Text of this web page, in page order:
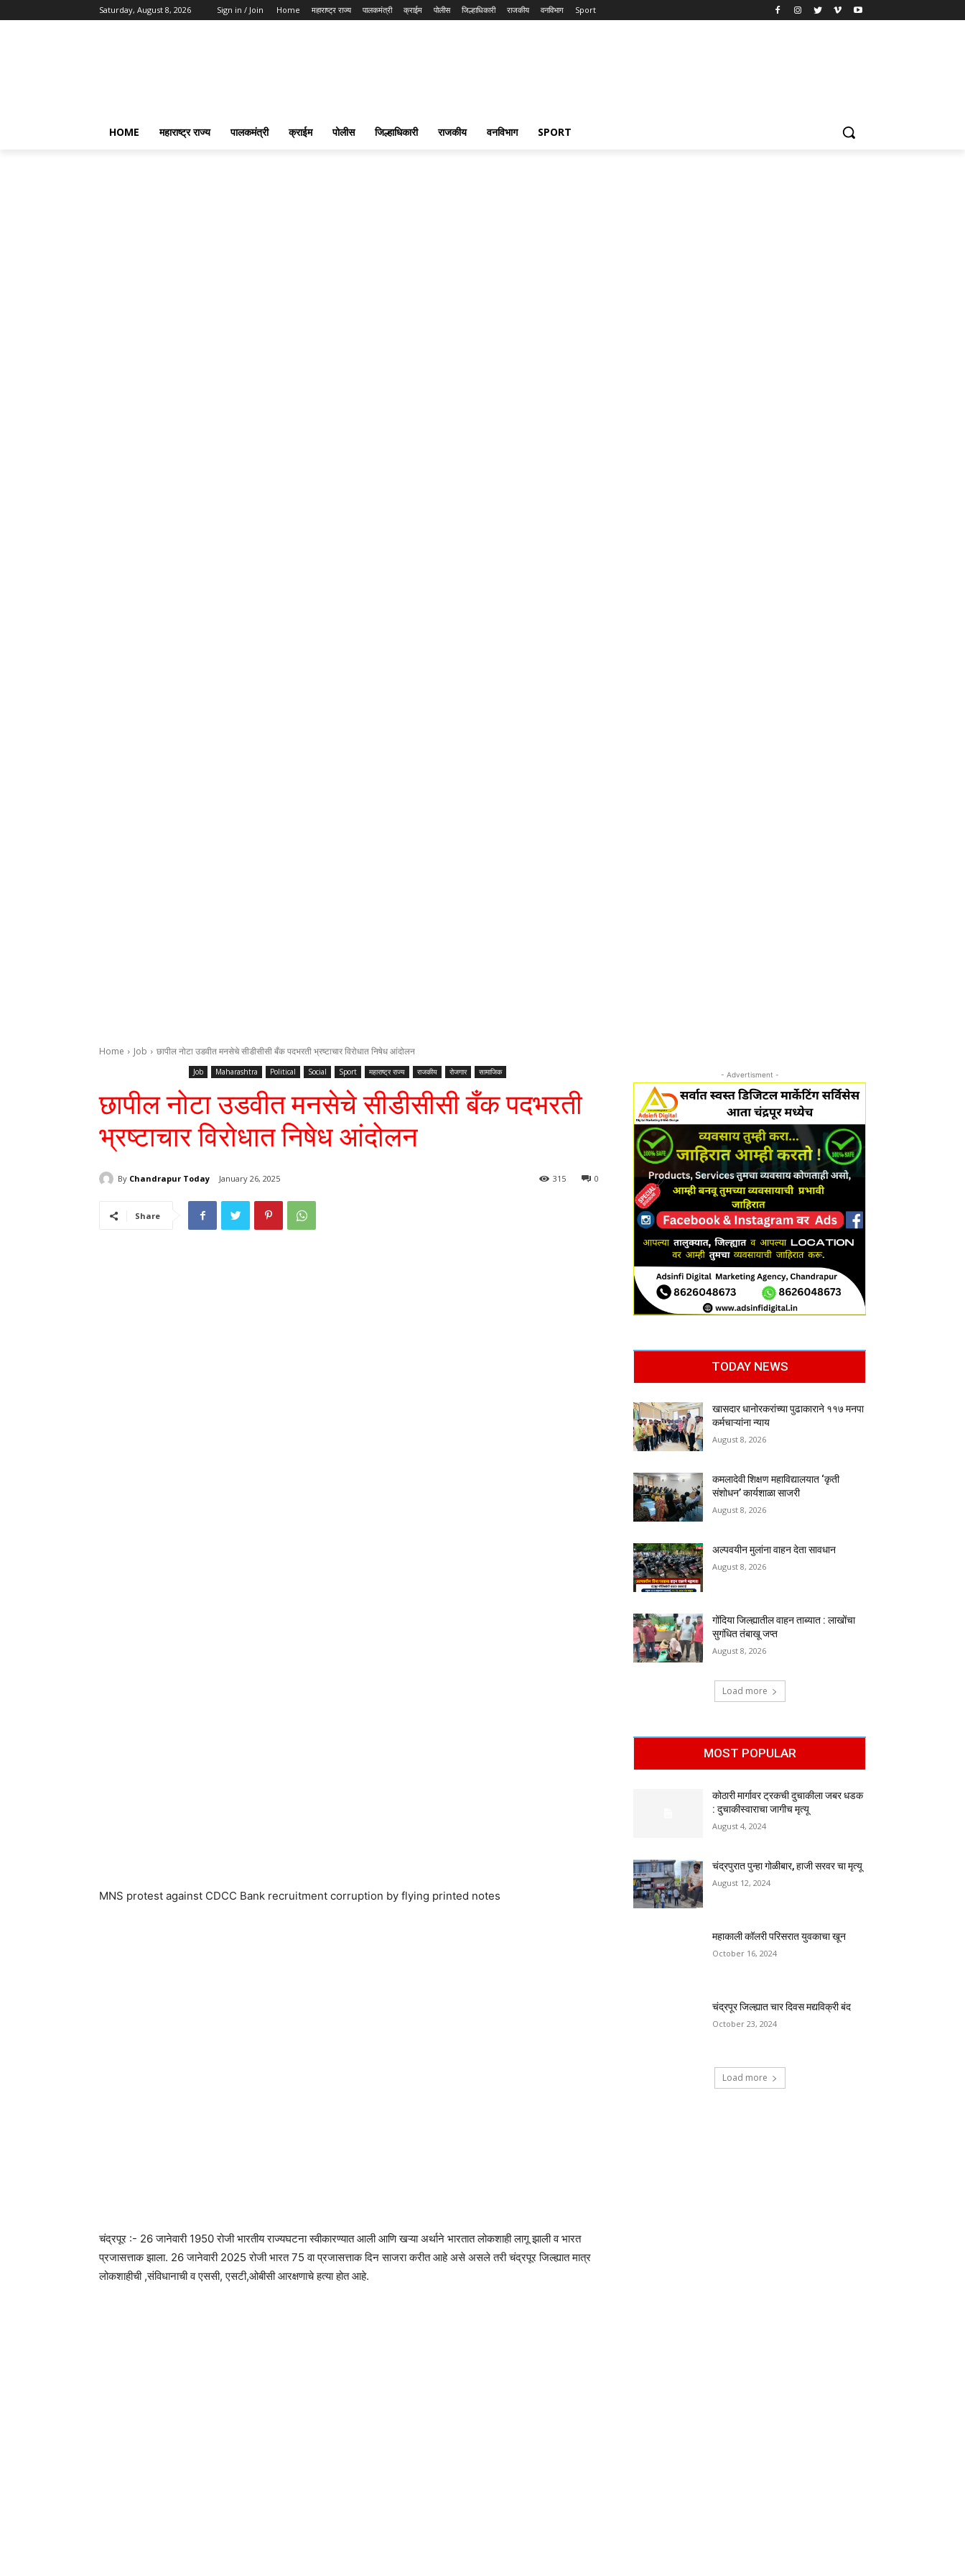
Saturday, August 8, 2026 Sign in / Join Home महाराष्ट्र राज्य पालकमंत्री क्राईम पोलीस जिल्हाधिकारी राजकीय वनविभाग Sport
HOME महाराष्ट्र राज्य पालकमंत्री क्राईम पोलीस जिल्हाधिकारी राजकीय वनविभाग SPORT
Home Job छापील नोटा उडवीत मनसेचे सीडीसीसी बँक पदभरती भ्रष्टाचार विरोधात निषेध आंदोलन
Job Maharashtra Political Social Sport महाराष्ट्र राज्य राजकीय रोजगार सामाजिक
छापील नोटा उडवीत मनसेचे सीडीसीसी बँक पदभरती
भ्रष्टाचार विरोधात निषेध आंदोलन
By Chandrapur Today January 26, 2025 0
315
Share
MNS protest against CDCC Bank recruitment corruption by flying printed notes
चंद्रपूर :- 26 जानेवारी 1950 रोजी भारतीय राज्यघटना स्वीकारण्यात आली आणि खऱ्या अर्थाने भारतात लोकशाही लागू झाली व भारत
प्रजासत्ताक झाला. 26 जानेवारी 2025 रोजी भारत 75 वा प्रजासत्ताक दिन साजरा करीत आहे असे असले तरी चंद्रपूर जिल्ह्यात मात्र
लोकशाहीची ,संविधानाची व एससी, एसटी,ओबीसी आरक्षणाचे हत्या होत आहे.
- Advertisment -
TODAY NEWS
खासदार धानोरकरांच्या पुढाकाराने ११७ मनपा
कर्मचाऱ्यांना न्याय
August 8, 2026
कमलादेवी शिक्षण महाविद्यालयात ‘कृती
संशोधन’ कार्यशाळा साजरी
August 8, 2026
अल्पवयीन मुलांना वाहन देता सावधान
August 8, 2026
गोंदिया जिल्ह्यातील वाहन ताब्यात : लाखोंचा
सुगंधित तंबाखू जप्त
August 8, 2026
Load more
MOST POPULAR
कोठारी मार्गावर ट्रकची दुचाकीला जबर धडक
: दुचाकीस्वाराचा जागीच मृत्यू
August 4, 2024
चंद्रपुरात पुन्हा गोळीबार, हाजी सरवर चा मृत्यू
August 12, 2024
महाकाली कॉलरी परिसरात युवकाचा खून
October 16, 2024
चंद्रपूर जिल्ह्यात चार दिवस मद्यविक्री बंद
October 23, 2024
Load more